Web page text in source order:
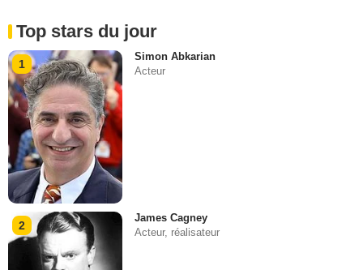
Top stars du jour
1
Simon Abkarian
Acteur
2
James Cagney
Acteur, réalisateur